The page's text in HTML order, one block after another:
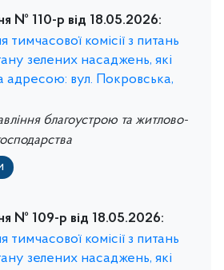
№ 110-р від 18.05.2026:
комісії з питань
зелених насаджень, які
адресою: вул. Покровська,
благоустрою та житлово-
№ 109-р від 18.05.2026:
комісії з питань
зелених насаджень, які